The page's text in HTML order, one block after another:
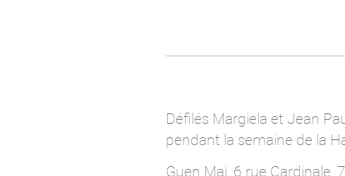
Défilés Margiela et Jean
pendant la semaine de la
Guen Mai, 6 rue Cardinale,